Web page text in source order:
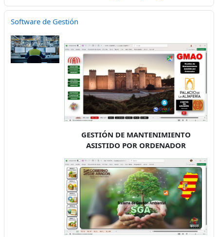
Software de Gestión
GESTIÓN DE MANTENIMIENTO
ASISTIDO POR ORDENADOR